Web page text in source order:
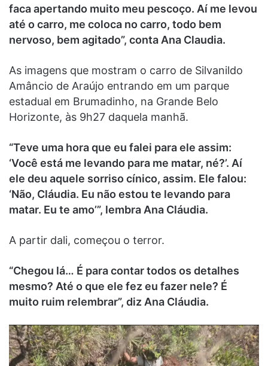
faca apertando muito meu pescoço. Aí me levou
até o carro, me coloca no carro, todo bem
nervoso, bem agitado”, conta Ana Claudia.
As imagens que mostram o carro de Silvanildo
Amâncio de Araújo entrando em um parque
estadual em Brumadinho, na Grande Belo
Horizonte, às 9h27 daquela manhã.
“Teve uma hora que eu falei para ele assim:
‘Você está me levando para me matar, né?’. Aí
ele deu aquele sorriso cínico, assim. Ele falou:
‘Não, Cláudia. Eu não estou te levando para
matar. Eu te amo’”, lembra Ana Cláudia.
A partir dali, começou o terror.
“Chegou lá… É para contar todos os detalhes
mesmo? Até o que ele fez eu fazer nele? É
muito ruim relembrar”, diz Ana Cláudia.